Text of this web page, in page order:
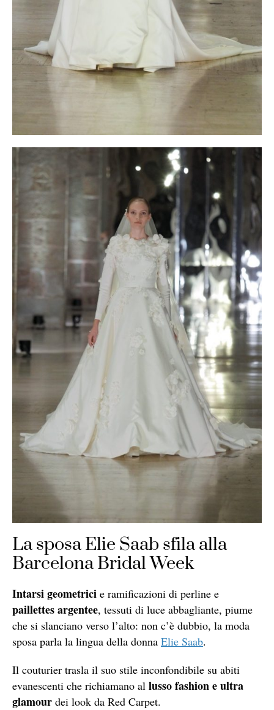
La sposa Elie Saab sfila alla
Barcelona Bridal Week
Intarsi geometrici e ramificazioni di perline e
paillettes argentee, tessuti di luce abbagliante, piume
che si slanciano verso l’alto: non c’è dubbio, la moda
sposa parla la lingua della donna Elie Saab.
Il couturier trasla il suo stile inconfondibile su abiti
evanescenti che richiamano al lusso fashion e ultra
glamour dei look da Red Carpet.